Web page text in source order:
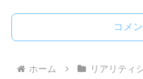
コメ
ホーム リアリティ